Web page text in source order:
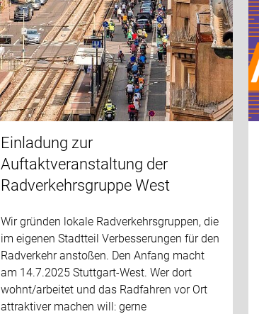
Einladung zur
Auftaktveranstaltung der
Radverkehrsgruppe West
Wir gründen lokale Radverkehrsgruppen, die
im eigenen Stadtteil Verbesserungen für den
Radverkehr anstoßen. Den Anfang macht
am 14.7.2025 Stuttgart-West. Wer dort
wohnt/arbeitet und das Radfahren vor Ort
attraktiver machen will: gerne